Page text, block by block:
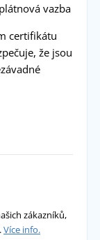
vazba
certifikátu
že jsou
zákazníků,
Více info.